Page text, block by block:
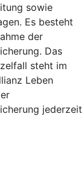
sowie
Es besteht
der
Das
steht im
Leben
jederzeit